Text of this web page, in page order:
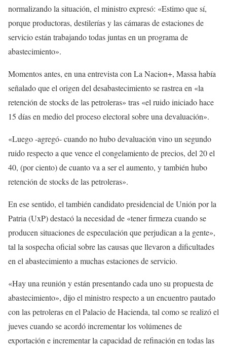
normalizando la situación, el ministro expresó: «Estimo que sí,
porque productoras, destilerías y las cámaras de estaciones de
servicio están trabajando todas juntas en un programa de
abastecimiento».
Momentos antes, en una entrevista con La Nacion+, Massa había
señalado que el origen del desabastecimiento se rastrea en «la
retención de stocks de las petroleras» tras «el ruido iniciado hace
15 días en medio del proceso electoral sobre una devaluación».
«Luego -agregó- cuando no hubo devaluación vino un segundo
ruido respecto a que vence el congelamiento de precios, del 20 el
40, (por ciento) de cuanto va a ser el aumento, y también hubo
retención de stocks de las petroleras».
En ese sentido, el también candidato presidencial de Unión por la
Patria (UxP) destacó la necesidad de «tener firmeza cuando se
producen situaciones de especulación que perjudican a la gente»,
tal la sospecha oficial sobre las causas que llevaron a dificultades
en el abastecimiento a muchas estaciones de servicio.
«Hay una reunión y están presentando cada uno su propuesta de
abastecimiento», dijo el ministro respecto a un encuentro pautado
con las petroleras en el Palacio de Hacienda, tal como se realizó el
jueves cuando se acordó incrementar los volúmenes de
exportación e incrementar la capacidad de refinación en todas las